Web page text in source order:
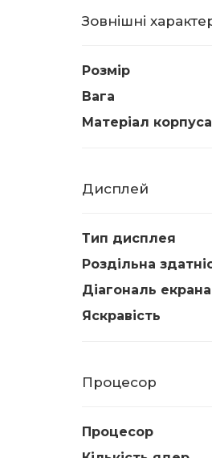
Зовнішні
Розмір
Вага
Матеріал корпуса
Дисплей
Тип дисплея
Роздільна
Діагональ екрана
Яскравість
Процесор
Процесор